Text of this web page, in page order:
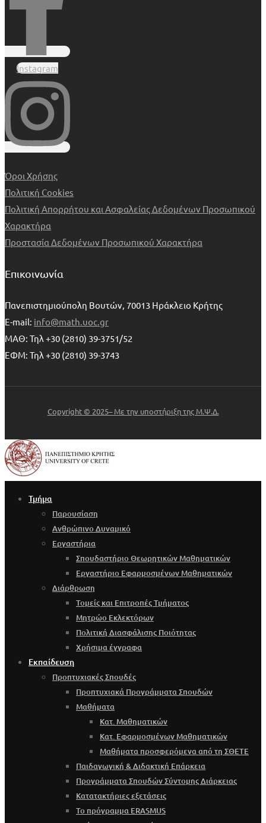
Instagram
Όροι Χρήσης
Πολιτική Cookies
Πολιτική Απορρήτου και Ασφαλείας Δεδομένων Προσωπικού
Χαρακτήρα
Προστασία Δεδομένων Προσωπικού Χαρακτήρα
Επικοινωνία
Πανεπιστημιούπολη Βουτών, 70013 Ηράκλειο Κρήτης
E-mail: info@math.uoc.gr
ΜΑΘ: Τηλ +30 (2810) 39-3751/52
ΕΦΜ: Τηλ +30 (2810) 39-3743
Copyright © 2025– Με την υποστήριξη της Μ.Ψ.Δ.
Τμήμα
Παρουσίαση
Ανθρώπινο Δυναμικό
Εργαστήρια
Σπουδαστήριο Θεωρητικών Μαθηματικών
Εργαστήριο Εφαρμοσμένων Μαθηματικών
Διάρθρωση
Τομείς και Επιτροπές Τμήματος
Μητρώο Εκλεκτόρων
Πολιτική Διασφάλισης Ποιότητας
Χρήσιμα έγγραφα
Εκπαίδευση
Προπτυχιακές Σπουδές
Προπτυχιακά Προγράμματα Σπουδών
Μαθήματα
Κατ. Μαθηματικών
Κατ. Εφαρμοσμένων Μαθηματικών
Μαθήματα προσφερόμενα από τη ΣΘΕΤΕ
Παιδαγωγική & Διδακτική Επάρκεια
Προγράμματα Σπουδών Σύντομης Διάρκειας
Κατατακτήριες εξετάσεις
Το πρόγραμμα ERASMUS